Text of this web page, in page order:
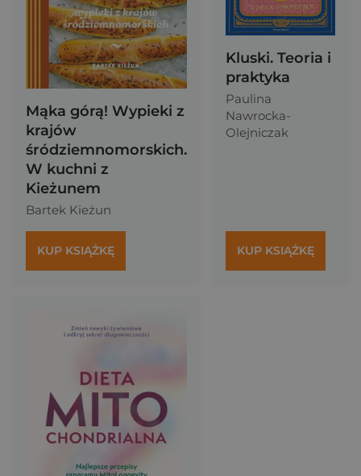
Mąka górą! Wypieki z
krajów
śródziemnomorskich.
W kuchni z
Kieżunem
Bartek Kieżun
KUP KSIĄŻKĘ
Kluski. Teoria i
praktyka
Paulina
Nawrocka-
Olejniczak
KUP KSIĄŻKĘ